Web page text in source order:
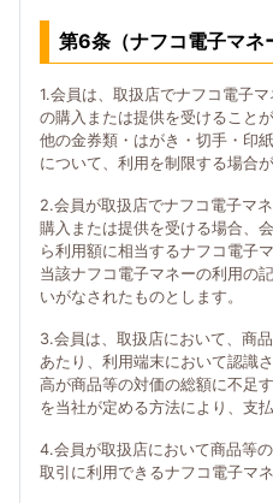
第6条（ナフコ電子マネ
1.会員は、取扱店でナフコ電子
の購入または提供を受けること
他の金券類・はがき・切手・印
について、利用を制限する場合が
2.会員が取扱店でナフコ電子マ
購入または提供を受ける場合、
ら利用額に相当するナフコ電子
当該ナフコ電子マネーの利用の
いがなされたものとします。
3.会員は、取扱店において、商
あたり、利用端末において認識
高が商品等の対価の総額に不足
を当社が定める方法により、支
4.会員が取扱店において商品等
取引に利用できるナフコ電子マ